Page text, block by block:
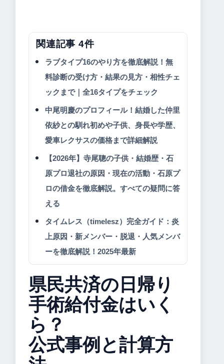
関連記事 4件
ラブタイプ16のやり方を徹底解説！無
料診断の受け方・結果の見方・相性チェ
ックまで｜全16タイプをチェック
中尾明慶のプロフィール！結婚した仲里
依紗との馴れ初めや子供、身長や学歴、
愛車レクサスの価格まで詳細解説
【2026年】寺尾聰の子供・結婚歴・石
原プロ退社の原因・現在の活動・石原プ
ロの借金を徹底解説。すべての疑問に答
える
タイムレス（timelesz）完全ガイド：炎
上原因・新メンバー・脱退・人気メンバ
ーを徹底解説！2025年最新
県民共済の日帰り
手術給付金はいく
ら？
公式事例と計算方